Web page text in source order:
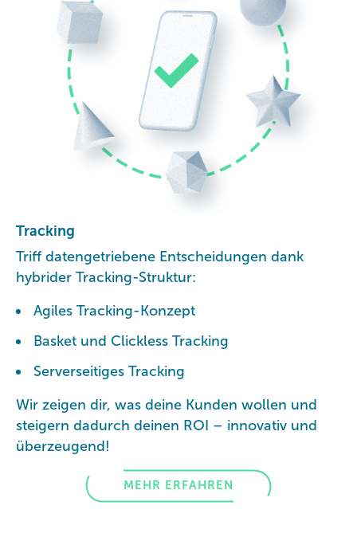
Tracking
Triff datengetriebene Entscheidungen dank
hybrider Tracking-Struktur:
Agiles Tracking-Konzept
Basket und Clickless Tracking
Serverseitiges Tracking
Wir zeigen dir, was deine Kunden wollen und
steigern dadurch deinen ROI – innovativ und
überzeugend!
MEHR ERFAHREN